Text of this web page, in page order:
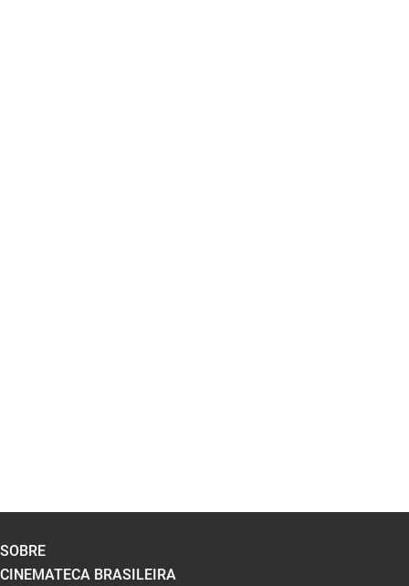
SOBRE
CINEMATECA BRASILEIRA